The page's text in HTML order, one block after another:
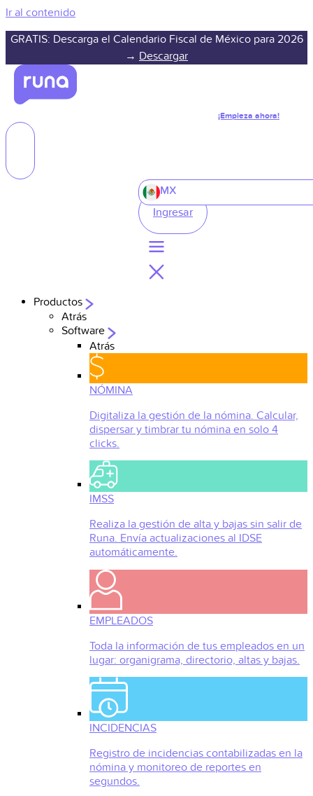
Ir al contenido
GRATIS: Descarga el Calendario Fiscal de México para 2026
→ Descargar
¡Empieza ahora!
MX
Ingresar
Productos
Atrás
Software
Atrás
NÓMINA
Digitaliza la gestión de la nómina. Calcular,
dispersar y timbrar tu nómina en solo 4
clicks.
IMSS
Realiza la gestión de alta y bajas sin salir de
Runa. Envía actualizaciones al IDSE
automáticamente.
EMPLEADOS
Toda la información de tus empleados en un
lugar: organigrama, directorio, altas y bajas.
INCIDENCIAS
Registro de incidencias contabilizadas en la
nómina y monitoreo de reportes en
segundos.